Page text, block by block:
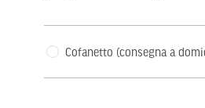
Cofanetto (consegna a